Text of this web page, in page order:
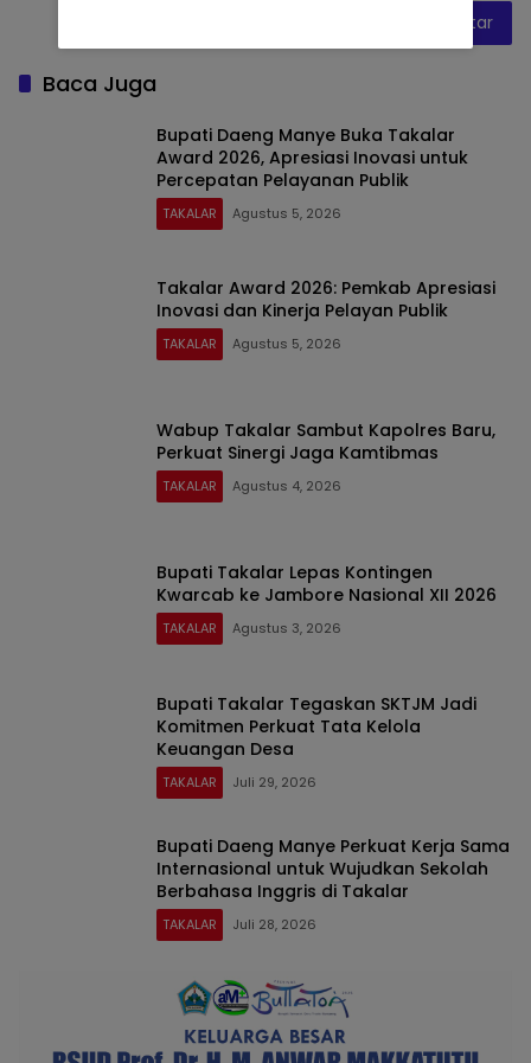
Baca Juga
Bupati Daeng Manye Buka Takalar
Award 2026, Apresiasi Inovasi untuk
Percepatan Pelayanan Publik
TAKALAR Agustus 5, 2026
Takalar Award 2026: Pemkab Apresiasi
Inovasi dan Kinerja Pelayan Publik
TAKALAR Agustus 5, 2026
Wabup Takalar Sambut Kapolres Baru,
Perkuat Sinergi Jaga Kamtibmas
TAKALAR Agustus 4, 2026
Bupati Takalar Lepas Kontingen
Kwarcab ke Jambore Nasional XII 2026
TAKALAR Agustus 3, 2026
Bupati Takalar Tegaskan SKTJM Jadi
Komitmen Perkuat Tata Kelola
Keuangan Desa
TAKALAR Juli 29, 2026
Bupati Daeng Manye Perkuat Kerja Sama
Internasional untuk Wujudkan Sekolah
Berbahasa Inggris di Takalar
TAKALAR Juli 28, 2026